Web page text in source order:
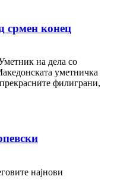
срмен конец
на дела со
уметничка
филиграни,
најнови